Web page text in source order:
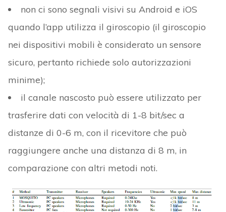
non ci sono segnali visivi su Android e iOS
quando l’app utilizza il giroscopio (il giroscopio
nei dispositivi mobili è considerato un sensore
sicuro, pertanto richiede solo autorizzazioni
minime);
il canale nascosto può essere utilizzato per
trasferire dati con velocità di 1-8 bit/sec a
distanze di 0-6 m, con il ricevitore che può
raggiungere anche una distanza di 8 m, in
comparazione con altri metodi noti.